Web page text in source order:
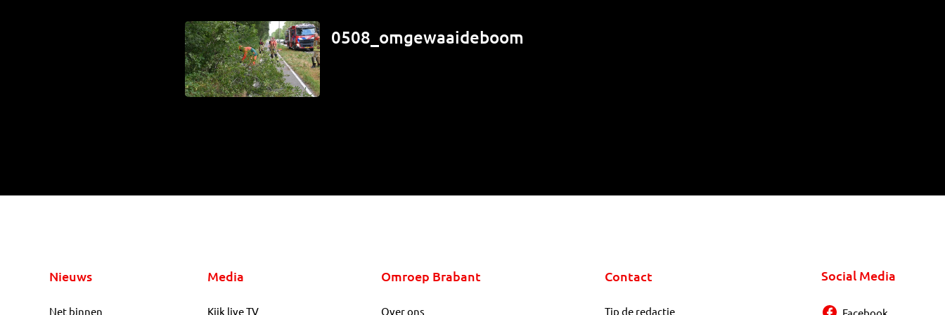
0508_omgewaaideboom
Nieuws
Net binnen
Media
Kijk live TV
Omroep Brabant
Over ons
Contact
Tip de redactie
Social Media